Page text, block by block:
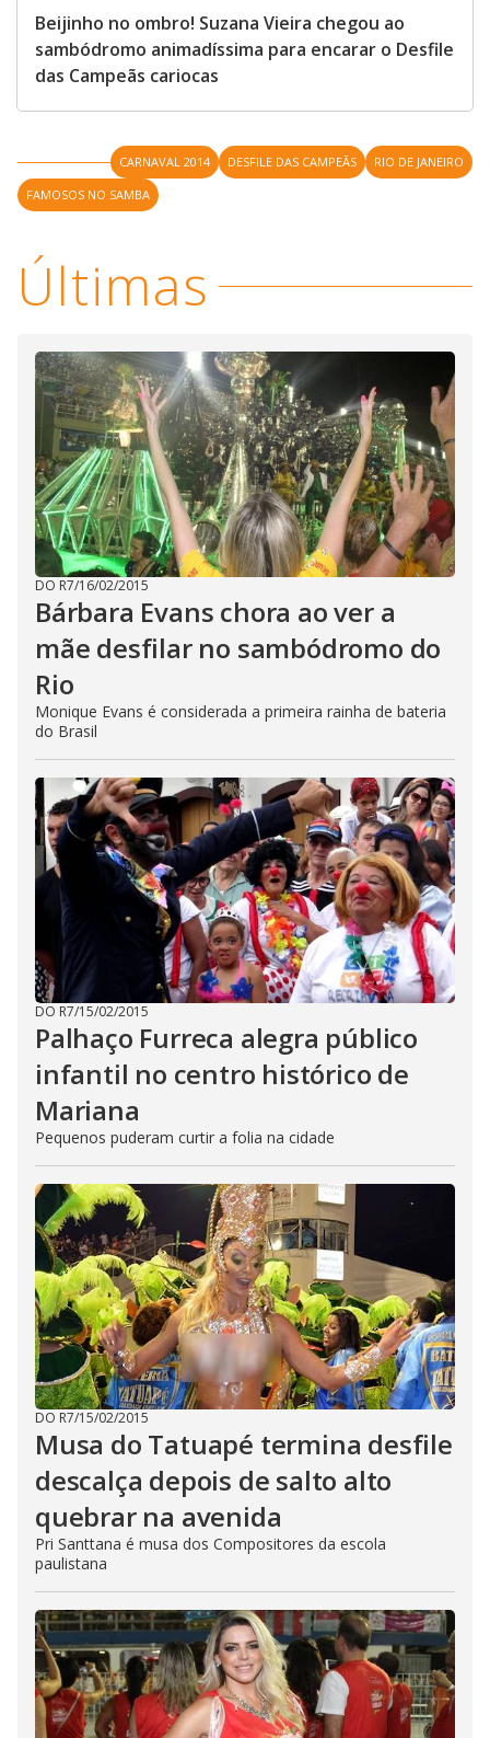
Beijinho no ombro! Suzana Vieira chegou ao
sambódromo animadíssima para encarar o Desfile
das Campeãs cariocas
CARNAVAL 2014 DESFILE DAS CAMPEÃS
RIO DE JANEIRO
FAMOSOS NO SAMBA
Últimas
DO R7/16/02/2015
Bárbara Evans chora ao ver a
mãe desfilar no sambódromo do
Rio
Monique Evans é considerada a primeira rainha de bateria
do Brasil
DO R7/15/02/2015
Palhaço Furreca alegra público
infantil no centro histórico de
Mariana
Pequenos puderam curtir a folia na cidade
DO R7/15/02/2015
Musa do Tatuapé termina desfile
descalça depois de salto alto
quebrar na avenida
Pri Santtana é musa dos Compositores da escola
paulistana